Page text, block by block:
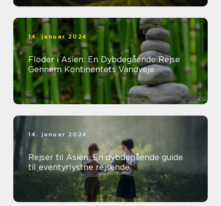
14. januar 2024
Floder i Asien: En Dybdegående Rejse
Gennem Kontinentets Vandveje
14. januar 2024
Rejser til Asien: En dybdegående guide
til eventyrlystne rejsende